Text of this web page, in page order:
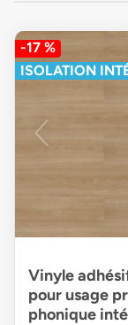
-17 %
ISOLATION
Vinyle
pour usage
phonique